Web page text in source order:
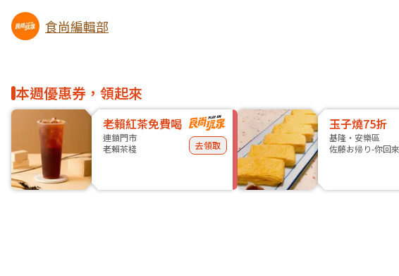
食尚編輯部
本週優惠券，領起來
老賴紅茶免費喝
連鎖門市
老賴茶棧
去領取
玉子燒75折
基隆・安樂區
佐藤お帰り-你回